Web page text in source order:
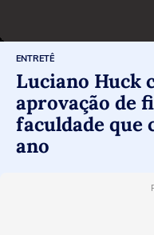
ENTRETÊ
Luciano Huck
aprovação de
faculdade que
ano